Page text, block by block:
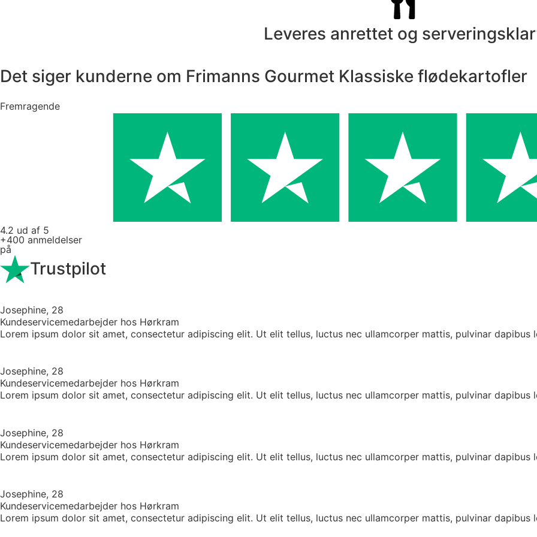
Leveres anrettet og
Det siger kunderne om Frimanns Gourmet Klassiske flødekartofler
Fremragende
4.2 ud af 5
+400 anmeldelser
på
Trustpilot
Josephine, 28
Kundeservicemedarbejder hos Hørkram
Lorem ipsum dolor sit amet, consectetur adipiscing elit. Ut elit tellus, luctus nec ullamcorper mattis, pulvinar dapibus
Josephine, 28
Kundeservicemedarbejder hos Hørkram
Lorem ipsum dolor sit amet, consectetur adipiscing elit. Ut elit tellus, luctus nec ullamcorper mattis, pulvinar dapibus
Josephine, 28
Kundeservicemedarbejder hos Hørkram
Lorem ipsum dolor sit amet, consectetur adipiscing elit. Ut elit tellus, luctus nec ullamcorper mattis, pulvinar dapibus
Josephine, 28
Kundeservicemedarbejder hos Hørkram
Lorem ipsum dolor sit amet, consectetur adipiscing elit. Ut elit tellus, luctus nec ullamcorper mattis, pulvinar dapibus